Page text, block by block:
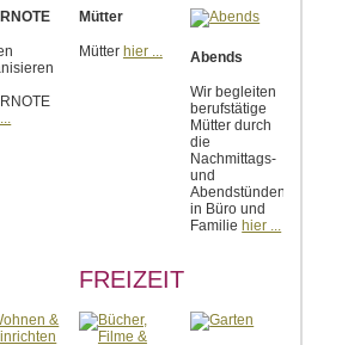
Mütter
Mütter hier ... Abends
Wir begleiten
berufstätige
Mütter durch
die
Nachmittags-
und
Abendstünden
in Büro und
Familiehier ...
FREIZEIT